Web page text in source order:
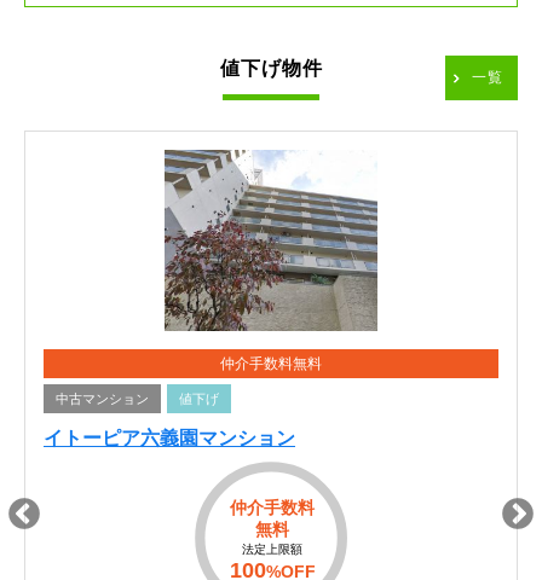
値下げ物件 一覧
仲介手数料無料
中古マンション 値下げ
イトーピア六義園マンション
仲介手数料
無料
法定上限額
100%OFF